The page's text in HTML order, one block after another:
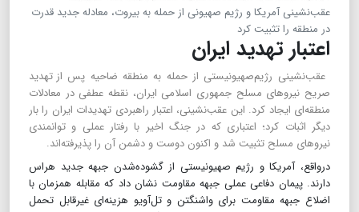
عقب‌نشینی آمریکا و رژیم صهیونی از حمله به بیروت، معادله جدید قدرت
در منطقه را تثبیت کرد
اعتبار تهدید ایران
عقب‌نشینی رژیم‌صهیونیستی از حمله به منطقه ضاحیه پس ‎از تهدید
صریح نیروهای مسلح جمهوری اسلامی ایران، نقطه عطفی در معادلات
منطقه‌ای ایجاد کرد. این عقب‌نشینی، اعتبار راهبردی تهدیدات ایران را بار
دیگر اثبات کرد؛ اعتباری که در جنگ اخیر با رفتار عملی و توانمندی
نیروهای مسلح تثبیت شد و اکنون دوست و دشمن آن را پذیرفته‌اند.
درواقع، آمریکا و رژیم صهیونیستی از گشوده‌شدن جبهه جدید هراس
دارند. پیمان دفاعی عملی جبهه مقاومت نشان داد که مقابله همزمان با
اضلاع جبهه مقاومت برای واشنگتن و تل‌آویو هزینه‌ای غیرقابل تحمل